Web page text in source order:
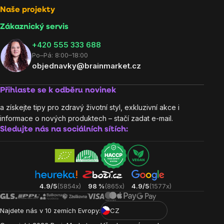
Naše projekty
Zákaznický servis
‭+420 555 333 688
Po–Pá: 8:00–18:00
objednavky@brainmarket.cz
Přihlaste se k odběru novinek
a získejte tipy pro zdravý životní styl, exkluzivní akce i
informace o nových produktech – stačí zadat e-mail.
Sledujte nás na sociálních sítích:
4.9/5(5854x) 98 %(865x) 4.9/5(1577x)
Najdete nás v 10 zemích Evropy:
CZ